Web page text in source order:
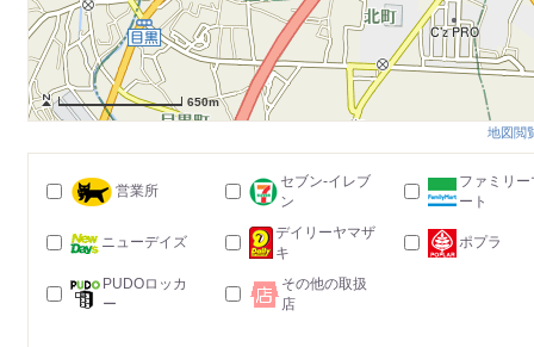
650m
地図閲
営業所
セブン-イレブ
ン
ファミリー
ート
ニューデイズ
デイリーヤマザ
キ
ポプラ
PUDOロッカ
ー
その他の取扱
店